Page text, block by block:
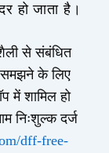
हो जाता है।
से संबंधित
समझने के लिए
में शामिल हो
निःशुल्क दर्ज
dff-free-